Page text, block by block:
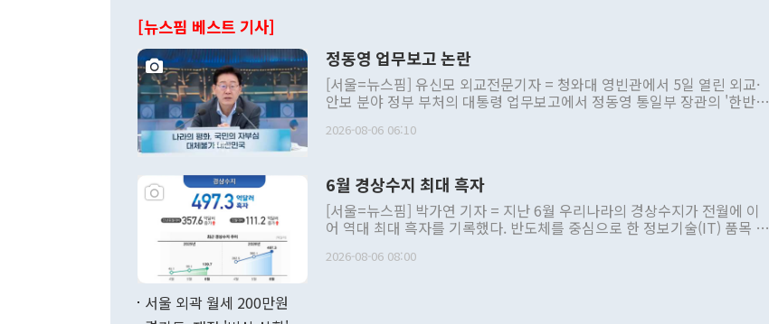
[뉴스핌 베스트 기사]
정동영 업무보고 논란
[서울=뉴스핌] 유신모 외교전문기자 = 청와대 영빈관에서 5일 열린 외교·
안보 분야 정부 부처의 대통령 업무보고에서 정동영 통일부 장관의 '한반도
발언 중에는 정부 내 조율을 거치지 않은 사안을 정책으로 추진하겠다고 공
주의적 희망에 근거한 비현실적 구상'이라는 비판을 내놨다. 그동안 정 장
관의 대북 정책 관련 발언이 물의를 빚은 적은 여러 번 있지만 대통령과 유
관 부처 장관이 공개적으로 부정적 입장을 표명한 것은 이례적이다. 정 장
관의 무리한 대북 접근법과 월권을 제어해야 한다는 목소리도 높아지고 있
다. [정동영 통일부 장관이 지난달 23일 오후 서울 종로구 정부서울청사에
2026-08-06 06:10
6월 경상수지 최대 흑자
[서울=뉴스핌] 박가연 기자 = 지난 6월 우리나라의 경상수지가 전월에 이
어 역대 최대 흑자를 기록했다. 반도체를 중심으로 한 정보기술(IT) 품목 수
료=한국은행] 한국은행이 6일 발표한 '2026년 6월 국제수지(잠정)'에 따르
2026-08-06 08:00
서울 외곽 월세 200만원